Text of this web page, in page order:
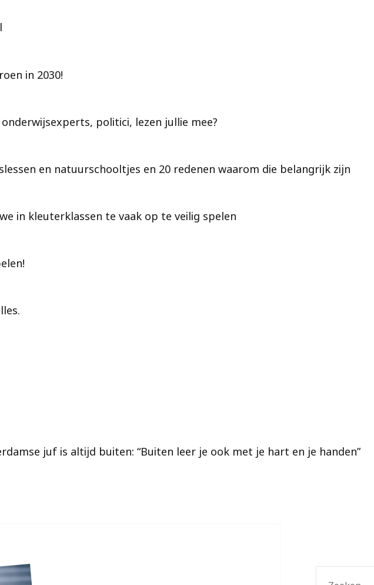
in 2030!
politici, lezen jullie mee?
en natuurschooltjes en 20 redenen waarom die belangrijk zijn
in kleuterklassen te vaak op te veilig spelen
juf is altijd buiten: “Buiten leer je ook met je hart en je handen”